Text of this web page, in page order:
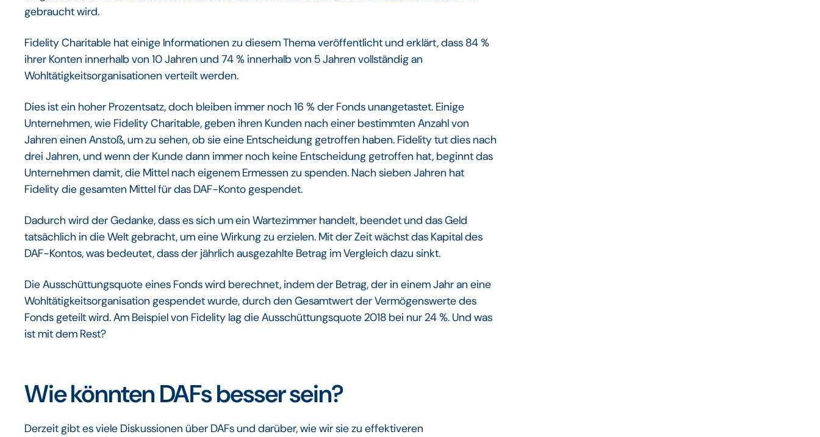
gebraucht wird.
Fidelity Charitable hat einige Informationen zu diesem Thema veröffentlicht und erklärt, dass 84 %
ihrer Konten innerhalb von 10 Jahren und 74 % innerhalb von 5 Jahren vollständig an
Wohltätigkeitsorganisationen verteilt werden.
Dies ist ein hoher Prozentsatz, doch bleiben immer noch 16 % der Fonds unangetastet. Einige
Unternehmen, wie Fidelity Charitable, geben ihren Kunden nach einer bestimmten Anzahl von
Jahren einen Anstoß, um zu sehen, ob sie eine Entscheidung getroffen haben. Fidelity tut dies nach
drei Jahren, und wenn der Kunde dann immer noch keine Entscheidung getroffen hat, beginnt das
Unternehmen damit, die Mittel nach eigenem Ermessen zu spenden. Nach sieben Jahren hat
Fidelity die gesamten Mittel für das DAF-Konto gespendet.
Dadurch wird der Gedanke, dass es sich um ein Wartezimmer handelt, beendet und das Geld
tatsächlich in die Welt gebracht, um eine Wirkung zu erzielen. Mit der Zeit wächst das Kapital des
DAF-Kontos, was bedeutet, dass der jährlich ausgezahlte Betrag im Vergleich dazu sinkt.
Die Ausschüttungsquote eines Fonds wird berechnet, indem der Betrag, der in einem Jahr an eine
Wohltätigkeitsorganisation gespendet wurde, durch den Gesamtwert der Vermögenswerte des
Fonds geteilt wird. Am Beispiel von Fidelity lag die Ausschüttungsquote 2018 bei nur 24 %. Und was
ist mit dem Rest?
Wie könnten DAFs besser sein?
Derzeit gibt es viele Diskussionen über DAFs und darüber, wie wir sie zu effektiveren